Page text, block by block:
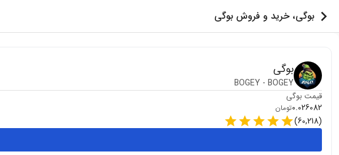
بوگی، خرید و فروش بوگی
بوگی
BOGEY - BOGEY
قیمت بوگی
0.026082تومان
(
60,218
)